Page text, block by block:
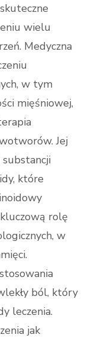
wielu
Medyczna
w tym
mięśniowej,
Jej
substancji
które
rolę
w
ból, który
leczenia.
jak